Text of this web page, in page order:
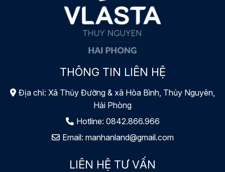
THÔNG TIN LIÊN HỆ
Địa chỉ: Xã Thủy Đường & xã Hòa Bình, Thủy Nguyên,
Hải Phòng
Hotline: 0842.866.966
Email: manhanland@gmail.com
LIÊN HỆ TƯ VẤN